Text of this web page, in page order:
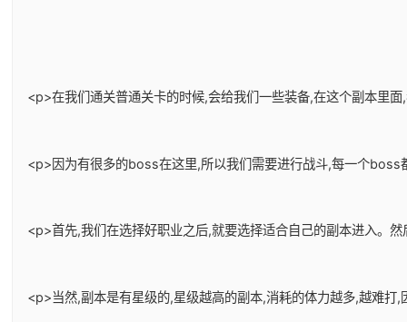
<p>在我们通关普通关卡的时候,会给我们一些装备,在这个副本里
<p>因为有很多的boss在这里,所以我们需要进行战斗,每一个
<p>首先,我们在选择好职业之后,就要选择适合自己的副本进入。
<p>当然,副本是有星级的,星级越高的副本,消耗的体力越多,越难